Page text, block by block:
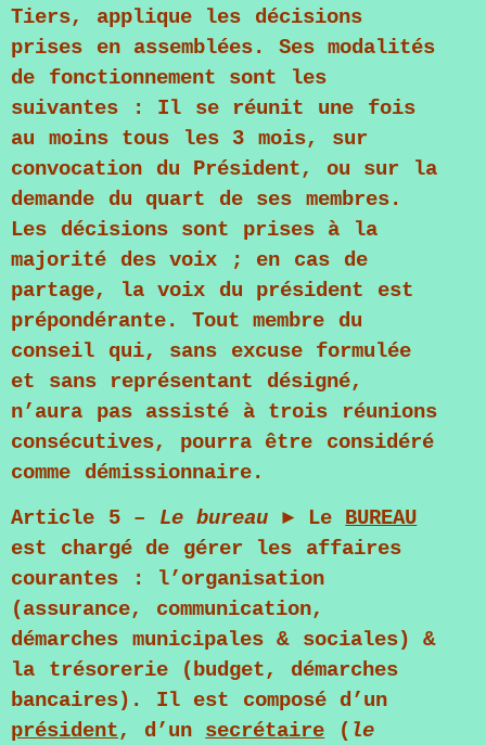
Tiers, applique les décisions
prises en assemblées. Ses modalités
de fonctionnement sont les
suivantes : Il se réunit une fois
au moins tous les 3 mois, sur
convocation du Président, ou sur la
demande du quart de ses membres.
Les décisions sont prises à la
majorité des voix ; en cas de
partage, la voix du président est
prépondérante. Tout membre du
conseil qui, sans excuse formulée
et sans représentant désigné,
n’aura pas assisté à trois réunions
consécutives, pourra être considéré
comme démissionnaire.
Article 5
– Le bureau ► Le BUREAU
est chargé de gérer les affaires
courantes : l’organisation
(assurance, communication,
démarches municipales & sociales) &
la trésorerie (budget, démarches
bancaires). Il est composé d’un
président, d’un secrétaire ( le